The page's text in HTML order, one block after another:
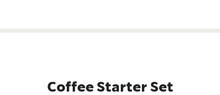
Coffee Starter Set